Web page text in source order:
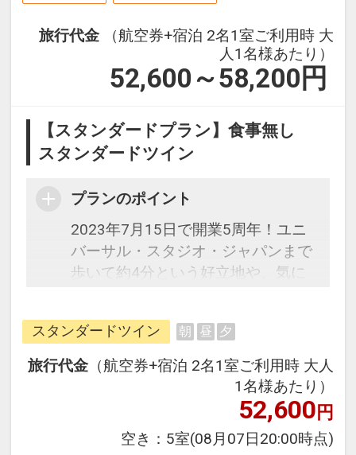
旅行代金
（航空券+宿泊 2名1室ご利用時 大
人1名様あたり）
52,600～58,200 円
【スタンダードプラン】食事無し
スタンダードツイン
プランのポイント
2023年7月15日で開業5周年！ユニ
バーサル・スタジオ・ジャパンまで
歩いて約4分という好立地や、気に
テル内ロビーで確認できるなど、オ
フィシャルホテルならではのメリッ
トが満載です。パークとコラボレー
ションしたロビー装飾や、素足で過
ごせる多彩なコンセプトルーム、全
室バス・トイレセパレートの客室で
快適に過ごせます。＜食事なし＞プ
スタンダードツイン 朝 昼 夕
旅行代金 （航空券+宿泊 2名1室ご利用時 大人
1名様あたり）
52,600円
空き： 5室(08月07日20:00時点)